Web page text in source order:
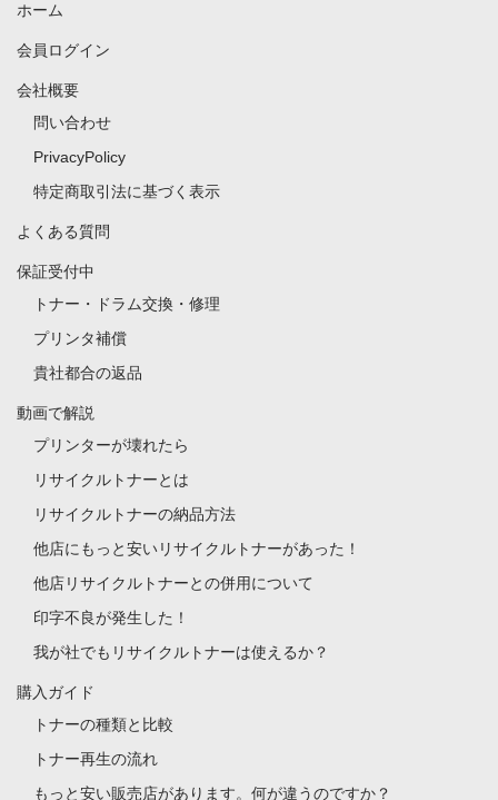
ホーム
会員ログイン
会社概要
問い合わせ
PrivacyPolicy
特定商取引法に基づく表示
よくある質問
保証受付中
トナー・ドラム交換・修理
プリンタ補償
貴社都合の返品
動画で解説
プリンターが壊れたら
リサイクルトナーとは
リサイクルトナーの納品方法
他店にもっと安いリサイクルトナーがあった！
他店リサイクルトナーとの併用について
印字不良が発生した！
我が社でもリサイクルトナーは使えるか？
購入ガイド
トナーの種類と比較
トナー再生の流れ
もっと安い販売店があります。何が違うのですか？